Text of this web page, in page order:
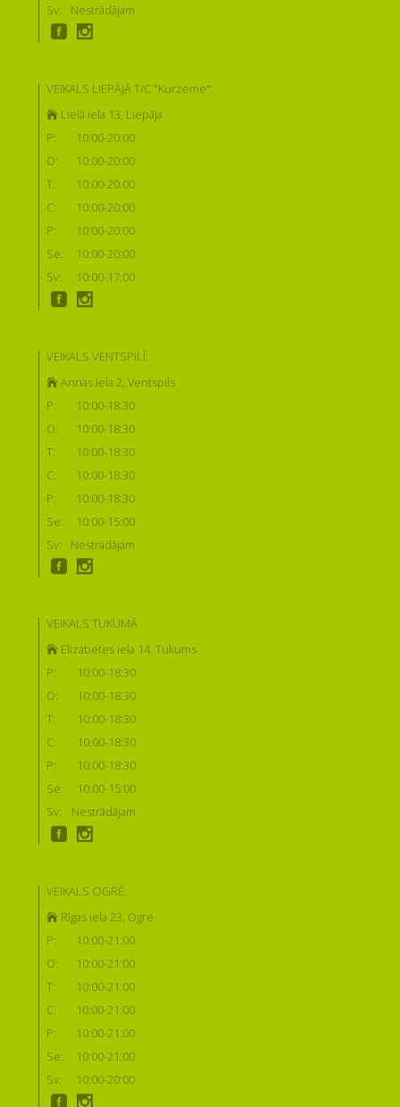
Sv:
Nestrādājam
VEIKALS LIEPĀJĀ T/C "Kurzeme":
Lielā iela 13, Liepāja
P:
10:00-20:00
O:
10:00-20:00
T:
10:00-20:00
C:
10:00-20:00
P:
10:00-20:00
Se:
10:00-20:00
Sv:
10:00-17:00
VEIKALS VENTSPILĪ:
Annas iela 2, Ventspils
P:
10:00-18:30
O:
10:00-18:30
T:
10:00-18:30
C:
10:00-18:30
P:
10:00-18:30
Se:
10:00-15:00
Sv:
Nestrādājam
VEIKALS TUKUMĀ
Elizabetes iela 14, Tukums
P:
10:00-18:30
O:
10:00-18:30
T:
10:00-18:30
C:
10:00-18:30
P:
10:00-18:30
Se:
10:00-15:00
Sv:
Nestrādājam
VEIKALS OGRĒ:
Rīgas iela 23, Ogre
P:
10:00-21:00
O:
10:00-21:00
T:
10:00-21:00
C:
10:00-21:00
P:
10:00-21:00
Se:
10:00-21:00
Sv:
10:00-20:00